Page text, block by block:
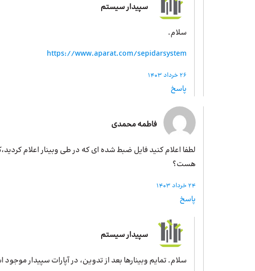
سپیدار سیستم
سلام.
https://www.aparat.com/sepidarsystem
26 خرداد 1403
پاسخ
فاطمه محمدی
لطفا اعلام کنید فایل ضبط شده ای که در طی وبینار اعلام
هست؟
24 خرداد 1403
پاسخ
سپیدار سیستم
سلام. تمایم وبینارها بعد از تدوین، در آپارات سپیدار